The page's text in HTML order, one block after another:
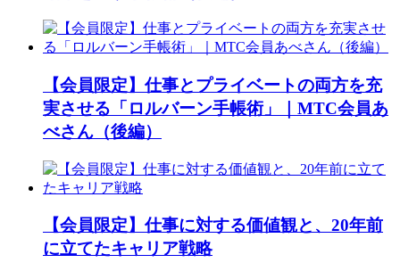
【会員限定】仕事とプライベートの両方を充
実させる「ロルバーン手帳術」｜MTC会員あ
べさん（後編）
【会員限定】仕事に対する価値観と、20年前
に立てたキャリア戦略